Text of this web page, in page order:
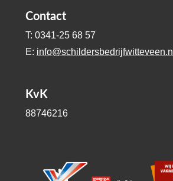
Contact
T: 0341-25 68 57
E: info@schildersbedrijfwitteveen.nl
KvK
88746216